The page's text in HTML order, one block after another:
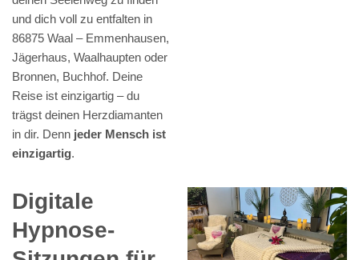
und dich voll zu entfalten in
86875 Waal – Emmenhausen,
Jägerhaus, Waalhaupten oder
Bronnen, Buchhof. Deine
Reise ist einzigartig – du
trägst deinen Herzdiamanten
in dir. Denn jeder Mensch ist
einzigartig.
Digitale
Hypnose-